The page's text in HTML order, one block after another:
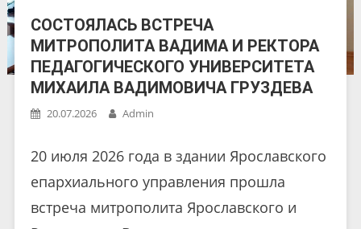
СОСТОЯЛАСЬ ВСТРЕЧА
МИТРОПОЛИТА ВАДИМА И РЕКТОРА
ПЕДАГОГИЧЕСКОГО УНИВЕРСИТЕТА
МИХАИЛА ВАДИМОВИЧА ГРУЗДЕВА
20.07.2026 Admin
20 июля 2026 года в здании Ярославского
епархиального управления прошла
встреча митрополита Ярославского и